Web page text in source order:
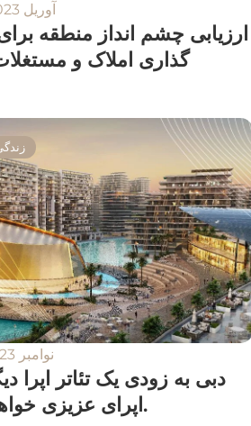
14 آوریل 2023
ارزیابی چشم انداز منطقه
گذاری املاک و
11 نوامبر 2023
دبی به زودی یک تئاتر اپرا
اپرای عزیزی خواهد داشت.